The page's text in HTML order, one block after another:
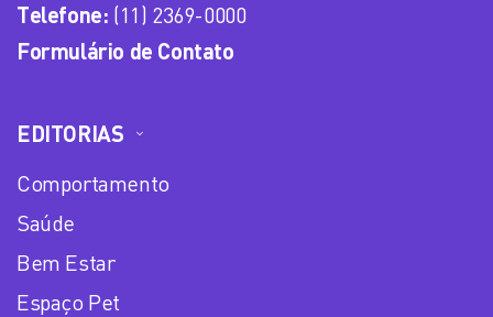
Telefone: (11) 2369-0000
Formulário de Contato
EDITORIAS
Comportamento
Saúde
Bem Estar
Espaço Pet